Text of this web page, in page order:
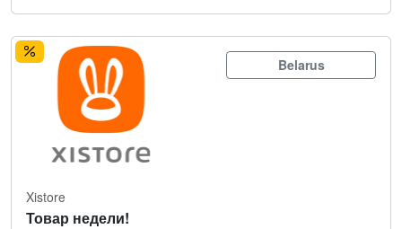
Belarus
Xistore
Товар недели!